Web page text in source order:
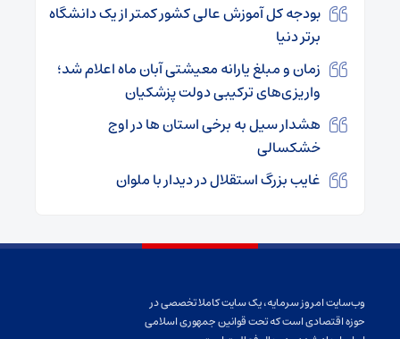
بودجه کل آموزش عالی کشور کمتر از یک دانشگاه
برتر دنیا
زمان و مبلغ یارانه معیشتی آبان ماه اعلام شد؛
واریزی‌های ترکیبی دولت پزشکیان
هشدار سیل به برخی استان ها در اوج
خشکسالی
غایب بزرگ استقلال در دیدار با ملوان
وب‌سایت امروز سرمایه، یک سایت کاملا تخصصی در
حوزه اقتصادی است که تحت قوانین جمهوری اسلامی